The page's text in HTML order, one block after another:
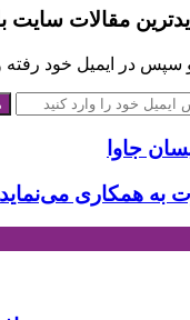
مقالات سایت
در ایمیل خود رفته
جاوا
به همکاری می‌نماید